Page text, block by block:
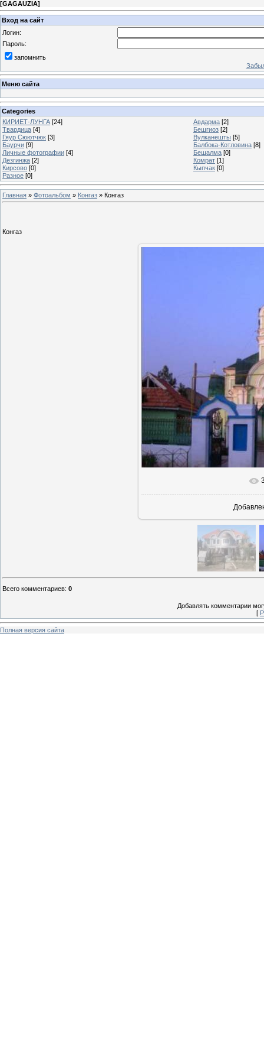
[GAGAUZIA]
Вход на сайт
Логин:
Пароль:
запомнить
Меню сайта
Categories
КИРИЕТ-ЛУНГА [24] Авдарма [2]
Твардица [4] Бешгиоз [2]
Гяур Сюютчюк [3] Вулканешты [5]
Баурчи [9] Балбока-Котловина [8]
Личные фотографии [4] Бешалма [0]
Дезгинжа [2] Комрат [1]
Кирсово [0] Кыпчак [0]
Разное [0]
Главная » Фотоальбом » Конгаз » Конгаз
Конгаз
В
Всего комментариев: 0
Добавлять комментарии
[
Полная версия сайта